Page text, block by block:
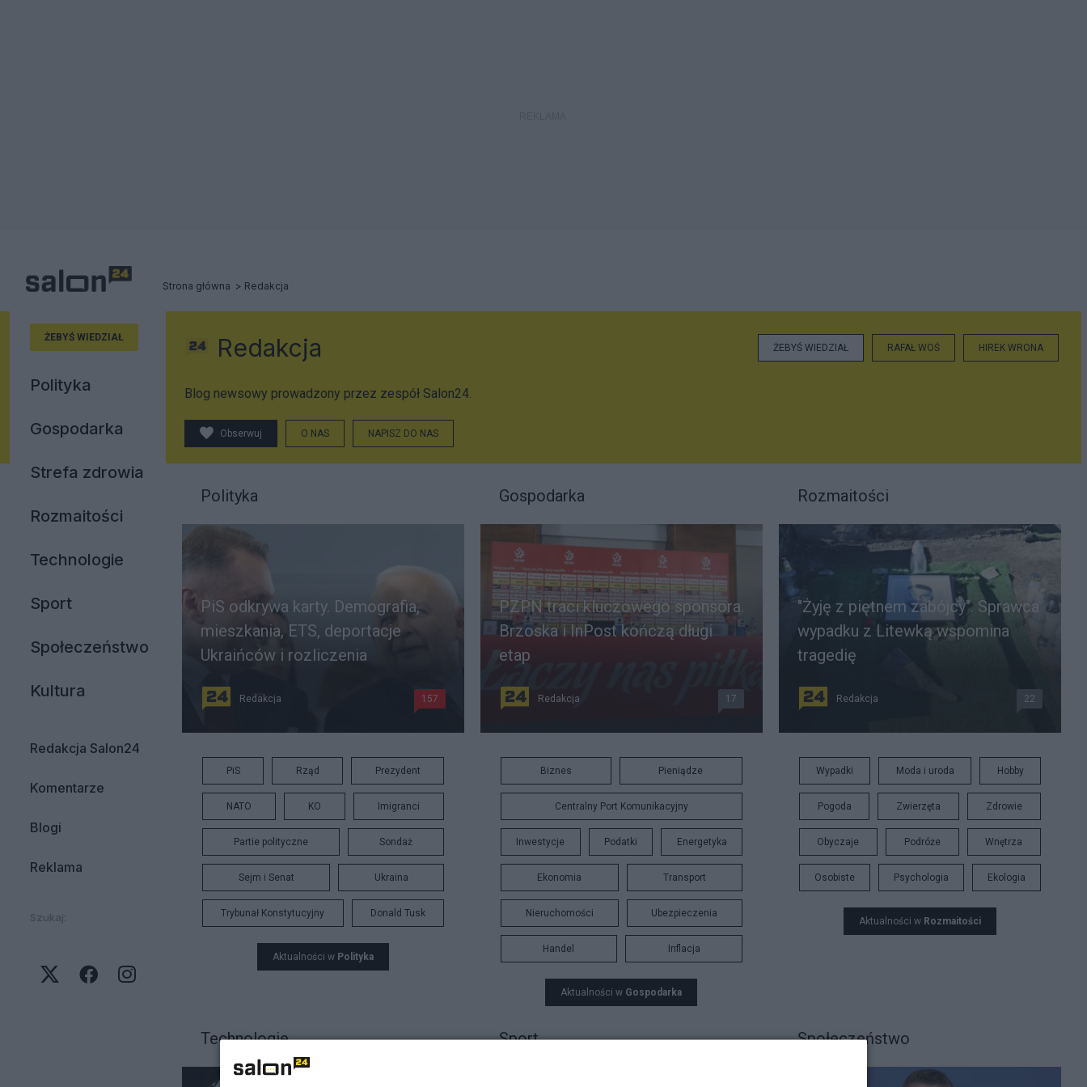
Strona główna Redakcja
ŻEBYŚ WIEDZIAŁ
Polityka
Gospodarka
Strefa zdrowia
Rozmaitości
Technologie
Sport
Społeczeństwo
Kultura
Redakcja Salon24
Komentarze
Blogi
Reklama
Szukaj:
Redakcja ŻEBYŚ WIEDZIAŁ RAFAŁ WOŚ HIREK WRONA
Blog newsowy prowadzony przez zespół Salon24.
Obserwuj O NAS NAPISZ DO NAS
Polityka
PiS odkrywa karty. Demografia,
mieszkania, ETS, deportacje
Ukraińców i rozliczenia
Redakcja 157
PiS Rząd Prezydent
NATO KO Imigranci
Partie polityczne Sondaż
Sejm i Senat Ukraina
Trybunał Konstytucyjny Donald Tusk
Aktualności w Polityka
Gospodarka
PZPN traci kluczowego sponsora.
Brzoska i InPost kończą długi
etap
Redakcja 17
Biznes Pieniądze
Centralny Port Komunikacyjny
Inwestycje Podatki Energetyka
Ekonomia Transport
Nieruchomości Ubezpieczenia
Handel Inflacja
Aktualności w Gospodarka
Rozmaitości
"Żyję z piętnem zabójcy". Sprawca
wypadku z Litewką wspomina
tragedię
Redakcja 22
Wypadki Moda i uroda Hobby
Pogoda Zwierzęta Zdrowie
Obyczaje Podróże Wnętrza
Osobiste Psychologia Ekologia
Aktualności w Rozmaitości
Technologie Sport Społeczeństwo